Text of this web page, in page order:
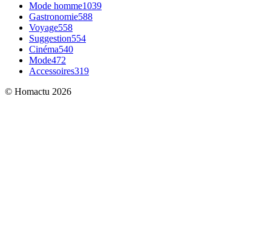
Mode homme1039
Gastronomie588
Voyage558
Suggestion554
Cinéma540
Mode472
Accessoires319
© Homactu 2026